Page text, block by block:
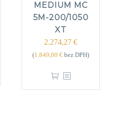
MEDIUM MC
5M-200/1050
XT
2.274,27 €
(1.849,00 € bez DPH)